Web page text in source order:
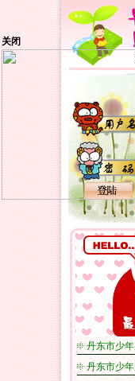
关闭
丹东市少
丹东市少